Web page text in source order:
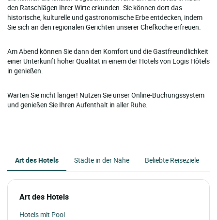
den Ratschlägen Ihrer Wirte erkunden. Sie können dort das
historische, kulturelle und gastronomische Erbe entdecken, indem
Sie sich an den regionalen Gerichten unserer Chefköche erfreuen.
Am Abend können Sie dann den Komfort und die Gastfreundlichkeit
einer Unterkunft hoher Qualität in einem der Hotels von Logis Hôtels
in genießen.
Warten Sie nicht länger! Nutzen Sie unser Online-Buchungssystem
und genießen Sie Ihren Aufenthalt in aller Ruhe.
Art des Hotels Städte in der Nähe Beliebte Reiseziele
Art des Hotels
Hotels mit Pool